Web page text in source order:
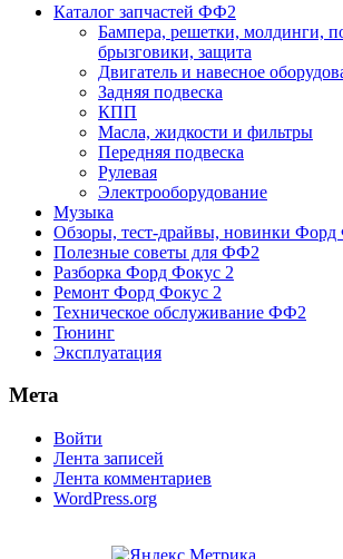
Каталог запчастей ФФ2
Бампера, решетки, молдинги,
брызговики, защита
Двигатель и навесное
Задняя подвеска
КПП
Масла, жидкости и фильтры
Передняя подвеска
Рулевая
Электрооборудование
Музыка
Обзоры, тест-драйвы, новинки Форд
Полезные советы для ФФ2
Разборка Форд Фокус 2
Ремонт Форд Фокус 2
Техническое обслуживание ФФ2
Тюнинг
Эксплуатация
Мета
Войти
Лента записей
Лента комментариев
WordPress.org